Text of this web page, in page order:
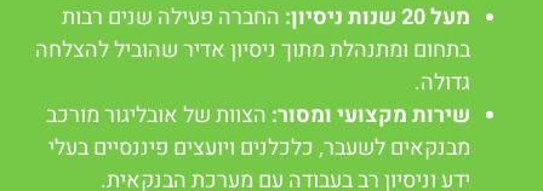
מעל 20 שנות ניסיון:
החברה פעילה שנים רבות
בתחום ומתנהלת מתוך ניסיון אדיר שהוביל להצלחה
גדולה.
שירות מקצועי ומסור: הצוות של אובליגור מורכב
מבנקאים לשעבר, כלכלנים ויועצים פיננסיים בעלי
ידע וניסיון רב בעבודה עם מערכת הבנקאית.